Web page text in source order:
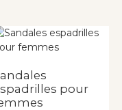
pour